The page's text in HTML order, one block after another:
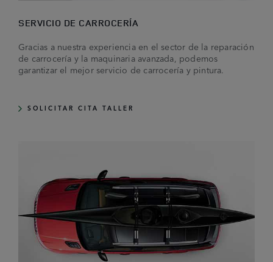
SERVICIO DE CARROCERÍA
Gracias a nuestra experiencia en el sector de la reparación
de carrocería y la maquinaria avanzada, podemos
garantizar el mejor servicio de carrocería y pintura.
SOLICITAR CITA TALLER